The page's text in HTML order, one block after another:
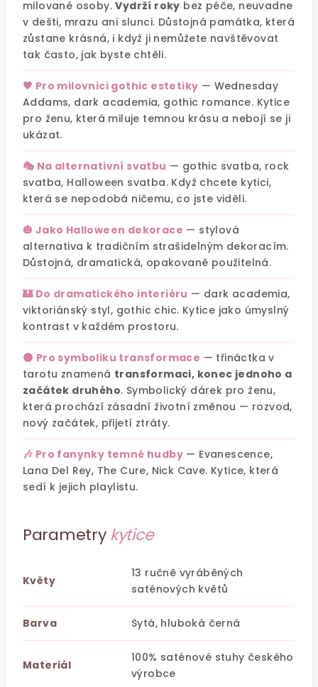
milované osoby.Vydrží roky bez péče, neuvadne
v dešti, mrazu ani slunci. Důstojná památka, která
zůstane krásná, i když ji nemůžete navštěvovat
tak často, jak byste chtěli.
🖤 Pro milovnici gothic estetiky — Wednesday
Addams, dark academia, gothic romance. Kytice
pro ženu, která miluje temnou krásu a nebojí se ji
ukázat.
🎭 Na alternativní svatbu — gothic svatba, rock
svatba, Halloween svatba. Když chcete kytici,
která se nepodobá ničemu, co jste viděli.
🎃 Jako Halloween dekorace — stylová
alternativa k tradičním strašidelným dekoracím.
Důstojná, dramatická, opakovaně použitelná.
🏰 Do dramatického interiéru — dark academia,
viktoriánský styl, gothic chic. Kytice jako úmyslný
kontrast v každém prostoru.
🌑 Pro symboliku transformace — třináctka v
tarotu znamená transformaci, konec jednoho a
začátek druhého. Symbolický dárek pro ženu,
která prochází zásadní životní změnou — rozvod,
nový začátek, přijetí ztráty.
🎶 Pro fanynky temné hudby — Evanescence,
Lana Del Rey, The Cure, Nick Cave. Kytice, která
sedí k jejich playlistu.
Parametrykytice
Květy
13 ručně vyráběných
saténových květů
Barva Sytá, hluboká černá
Materiál
100% saténové stuhy českého
výrobce